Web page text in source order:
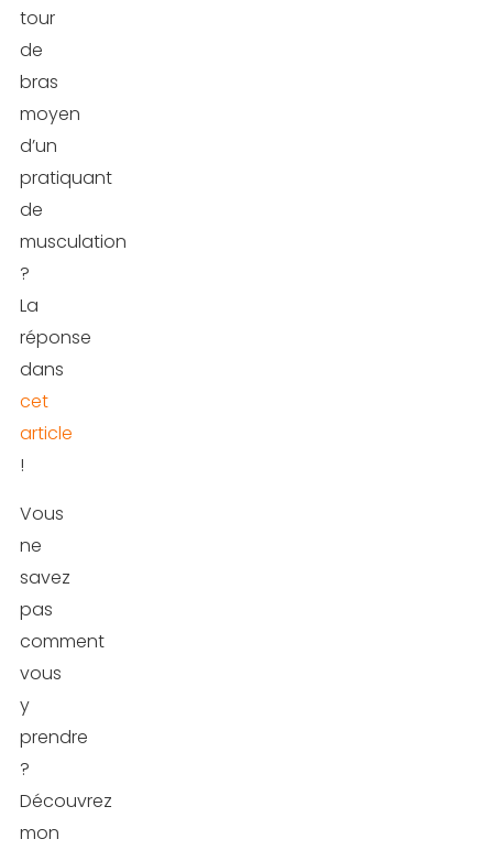
tour
de
bras
moyen
d’un
pratiquant
de
musculation
?
La
réponse
dans
cet
article
!
Vous
ne
savez
pas
comment
vous
y
prendre
?
Découvrez
mon